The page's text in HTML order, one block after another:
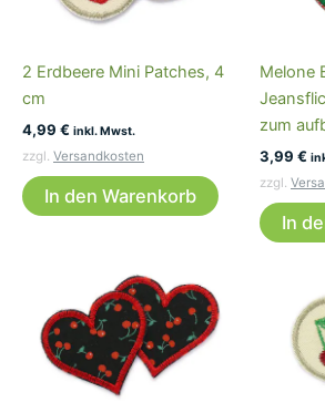
2 Erdbeere Mini Patches, 4
cm
4,99 € inkl. Mwst.
zzgl. Versandkosten
In den Warenkorb
Melone
zum
3,99 €
zzgl.
In